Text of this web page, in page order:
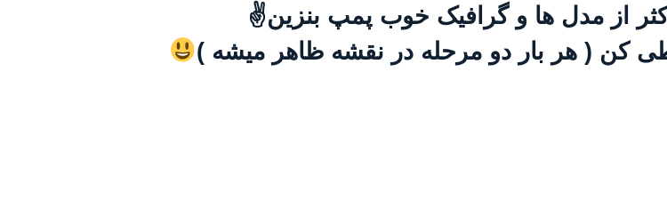
از مدل ها و گرافیک خوب پمپ بنزین✌
کن ( هر بار دو مرحله در نقشه ظاهر میشه )